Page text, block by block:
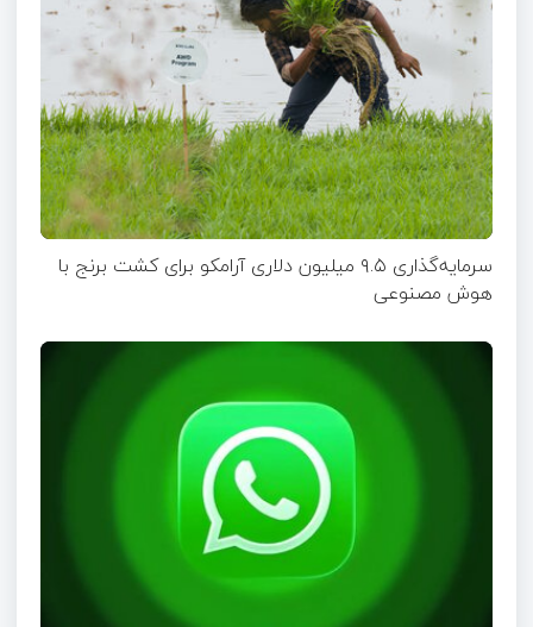
سرمایه‌گذاری ۹.۵ میلیون دلاری آرامکو برای کشت برنج با
هوش مصنوعی